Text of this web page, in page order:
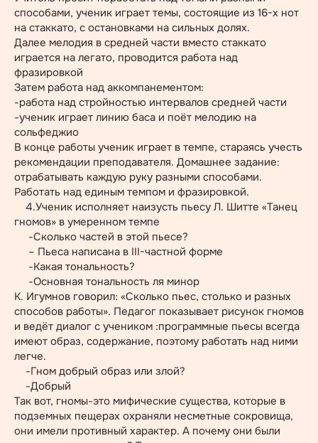
способами, ученик играет темы, состоящие из 16-х нот
на стаккато, с остановками на сильных долях.
Далее мелодия в средней части вместо стаккато
играется на легато, проводится работа над
фразировкой
Затем работа над аккомпанементом:
-работа над стройностью интервалов средней части
-ученик играет линию баса и поёт мелодию на
сольфеджио
В конце работы ученик играет в темпе, стараясь учесть
рекомендации преподавателя. Домашнее задание:
отрабатывать каждую руку разными способами.
Работать над единым темпом и фразировкой.
4.Ученик исполняет наизусть пьесу Л. Шитте «Танец
гномов» в умеренном темпе
-Сколько частей в этой пьесе?
– Пьеса написана в III-частной форме
-Какая тональность?
-Основная тональность ля минор
К. Игумнов говорил: «Сколько пьес, столько и разных
способов работы». Педагог показывает рисунок гномов
и ведёт диалог с учеником :программные пьесы всегда
имеют образ, содержание, поэтому работать над ними
легче.
-Гном добрый образ или злой?
-Добрый
Так вот, гномы-это мифические существа, которые в
подземных пещерах охраняли несметные сокровища,
они имели противный характер. А почему они были